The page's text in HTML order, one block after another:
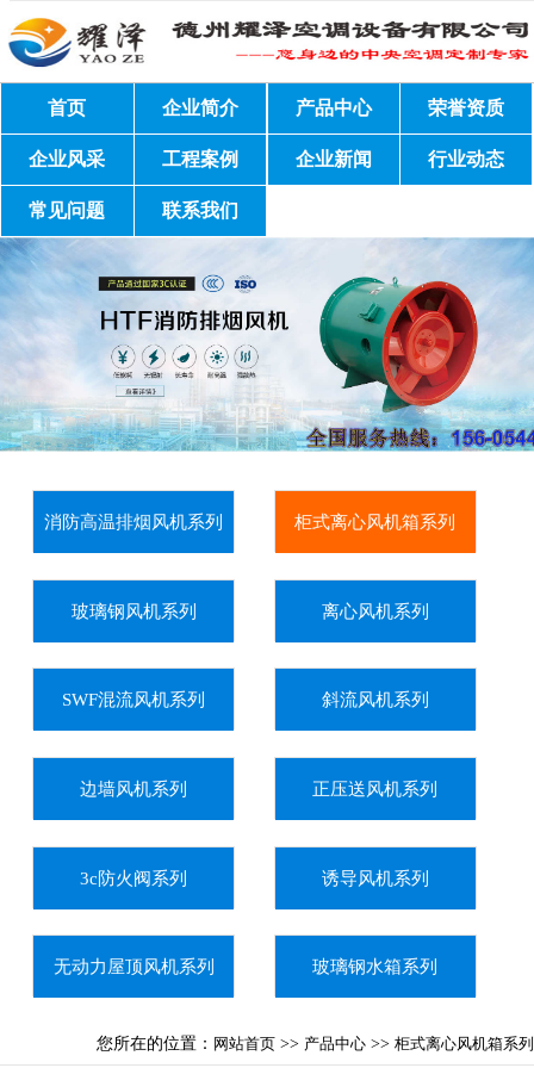
首页 企业简介 产品中心 荣誉资质
企业风采 工程案例 企业新闻 行业动态
常见问题 联系我们
消防高温排烟风机系列 柜式离心风机箱系列
玻璃钢风机系列 离心风机系列
SWF混流风机系列 斜流风机系列
边墙风机系列 正压送风机系列
3c防火阀系列 诱导风机系列
无动力屋顶风机系列 玻璃钢水箱系列
您所在的位置： 网站首页 >> 产品中心 >> 柜式离心风机箱系列